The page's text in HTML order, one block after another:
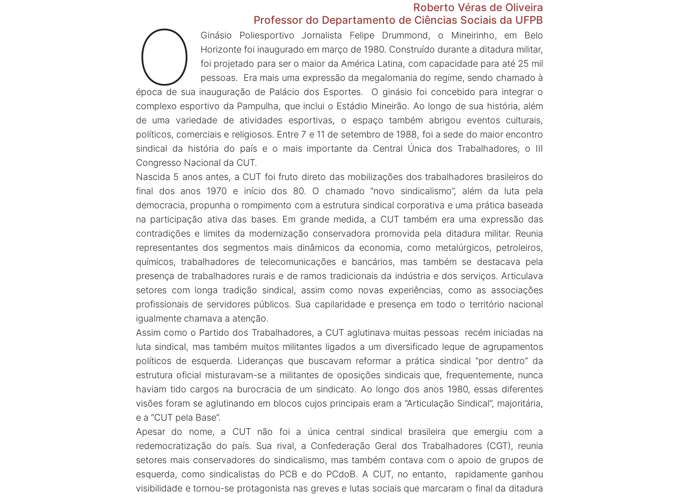
Roberto Véras de Oliveira
Professor do Departamento de Ciências Sociais da UFPB
O
Ginásio Poliesportivo Jornalista Felipe Drummond, o Mineirinho, em Belo
Horizonte foi inaugurado em março de 1980. Construído durante a ditadura militar,
foi projetado para ser o maior da América Latina, com capacidade para até 25 mil
pessoas. Era mais uma expressão da megalomania do regime, sendo chamado à
época de sua inauguração de Palácio dos Esportes. O ginásio foi concebido para integrar o
complexo esportivo da Pampulha, que inclui o Estádio Mineirão. Ao longo de sua história, além
de uma variedade de atividades esportivas, o espaço também abrigou eventos culturais,
políticos, comerciais e religiosos. Entre 7 e 11 de setembro de 1988, foi a sede do maior encontro
sindical da história do país e o mais importante da Central Única dos Trabalhadores, o III
Congresso Nacional da CUT.
Nascida 5 anos antes, a CUT foi fruto direto das mobilizações dos trabalhadores brasileiros do
final dos anos 1970 e início dos 80. O chamado “novo sindicalismo”, além da luta pela
democracia, propunha o rompimento com a estrutura sindical corporativa e uma prática baseada
na participação ativa das bases. Em grande medida, a CUT também era uma expressão das
contradições e limites da modernização conservadora promovida pela ditadura militar. Reunia
representantes dos segmentos mais dinâmicos da economia, como metalúrgicos, petroleiros,
químicos, trabalhadores de telecomunicações e bancários, mas também se destacava pela
presença de trabalhadores rurais e de ramos tradicionais da indústria e dos serviços. Articulava
setores com longa tradição sindical, assim como novas experiências, como as associações
profissionais de servidores públicos. Sua capilaridade e presença em todo o território nacional
igualmente chamava a atenção.
Assim como o Partido dos Trabalhadores, a CUT aglutinava muitas pessoas recém iniciadas na
luta sindical, mas também muitos militantes ligados a um diversificado leque de agrupamentos
políticos de esquerda. Lideranças que buscavam reformar a prática sindical “por dentro” da
estrutura oficial misturavam-se a militantes de oposições sindicais que, frequentemente, nunca
haviam tido cargos na burocracia de um sindicato. Ao longo dos anos 1980, essas diferentes
visões foram se aglutinando em blocos cujos principais eram a “Articulação Sindical”, majoritária,
e a “CUT pela Base”.
Apesar do nome, a CUT não foi a única central sindical brasileira que emergiu com a
redemocratização do país. Sua rival, a Confederação Geral dos Trabalhadores (CGT), reunia
setores mais conservadores do sindicalismo, mas também contava com o apoio de grupos de
esquerda, como sindicalistas do PCB e do PCdoB. A CUT, no entanto, rapidamente ganhou
visibilidade e tornou-se protagonista nas greves e lutas sociais que marcaram o final da ditadura